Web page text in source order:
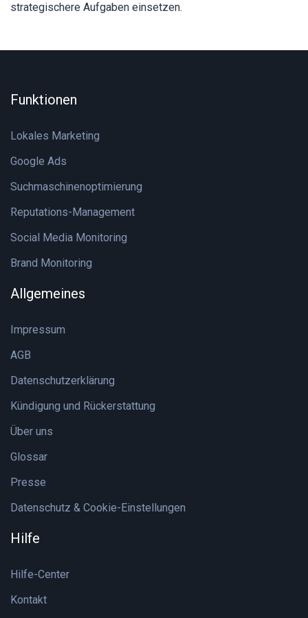
strategischere Aufgaben einsetzen.
Funktionen
Lokales Marketing
Google Ads
Suchmaschinenoptimierung
Reputations-Management
Social Media Monitoring
Brand Monitoring
Allgemeines
Impressum
AGB
Datenschutzerklärung
Kündigung und Rückerstattung
Über uns
Glossar
Presse
Datenschutz & Cookie-Einstellungen
Hilfe
Hilfe-Center
Kontakt